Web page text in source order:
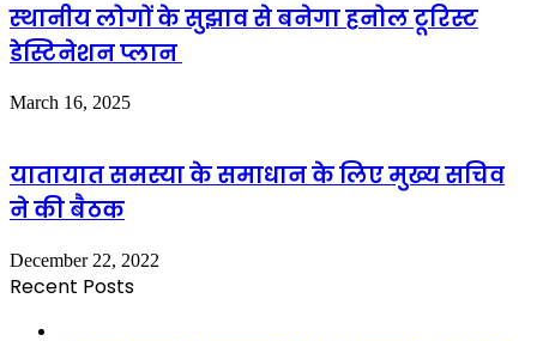
स्थानीय लोगों के सुझाव से बनेगा हनोल टूरिस्ट
डेस्टिनेशन प्लान
March 16, 2025
यातायात समस्या के समाधान के लिए मुख्य सचिव
ने की बैठक
December 22, 2022
Recent Posts